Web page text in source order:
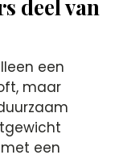
deel van
een
maar
een